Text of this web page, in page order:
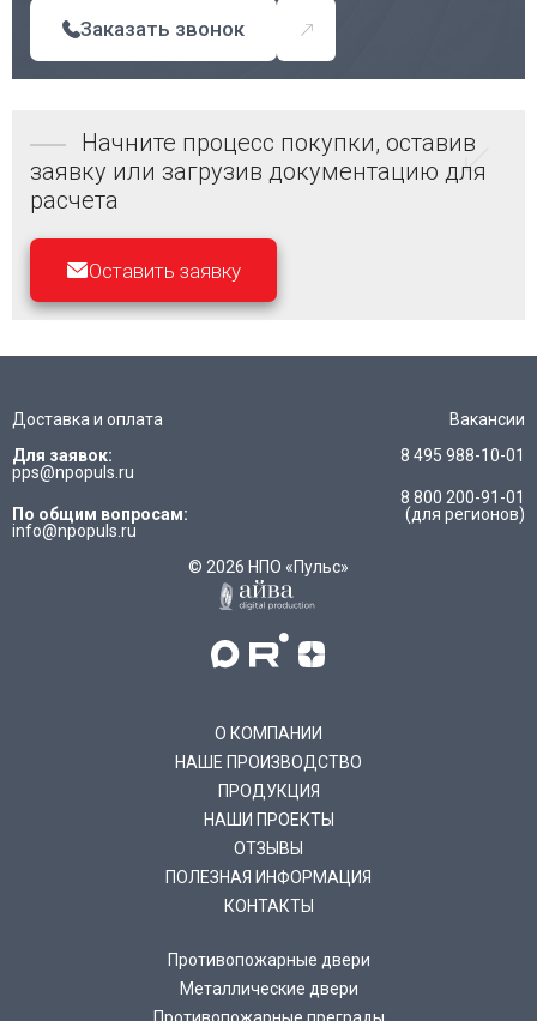
Заказать звонок
Начните процесс покупки, оставив
заявку или загрузив документацию для
расчета
Оставить заявку
Доставка и оплата
Вакансии
Для заявок:
pps@npopuls.ru
По общим вопросам:
info@npopuls.ru
8 495 988-10-01
8 800 200-91-01
(для регионов)
© 2026 НПО «Пульс»
О КОМПАНИИ
НАШЕ ПРОИЗВОДСТВО
ПРОДУКЦИЯ
НАШИ ПРОЕКТЫ
ОТЗЫВЫ
ПОЛЕЗНАЯ ИНФОРМАЦИЯ
КОНТАКТЫ
Противопожарные двери
Металлические двери